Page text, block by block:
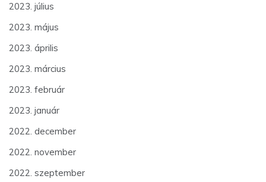
2023. július
2023. május
2023. április
2023. március
2023. február
2023. január
2022. december
2022. november
2022. szeptember